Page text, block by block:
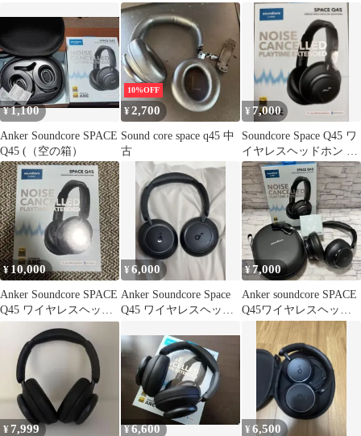
ドホン ANKER 即日発
送 土日祝発送OK 09000
ホン 本体
ホン
¥1,100
Anker Soundcore SPACE
Q45 (（空の箱）
10%OFF
¥2,700
Sound core space q45 中
古
¥ 7,000
Soundcore Space Q45 ワ
イヤレスヘッドホン 本
体
¥10,000
Anker Soundcore SPACE
Q45 ワイヤレスヘッド
ホン
¥6,000
Anker Soundcore Space
Q45 ワイヤレスヘッド
¥7,000
Anker soundcore SPACE
Q45ワイヤレスヘッド
ホン ブラック
¥ 7,999 ¥6,600 ¥6,500